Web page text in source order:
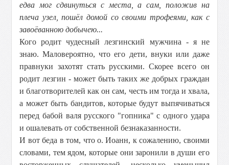
едва мог сдвинуться с места, а сам, положив на
плеча узел, пошёл домой со своими трофеями, как с
завоёванною добычею...
Кого родит чудесный лезгинский мужчина - я не
знаю. Маловероятно, что его дети, внуки или даже
правнуки захотят стать русскими. Скорее всего он
родит лезгин - может быть таких же добрых граждан
и благотворителей как он сам, честь им тогда и хвала,
а может быть бандитов, которые будут выпячиваться
перед бабой валя русского "гопника" с одного удара
и ошалевать от собственной безнаказанности.
И вот беда в том, что о. Иоанн, к сожалению, своими
словами, тем ядом, которые они заронили в души его